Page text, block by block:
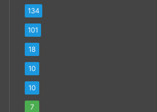
134
101
18
10
10
7